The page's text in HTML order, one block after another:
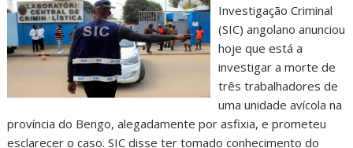
Investigação Criminal
(SIC) angolano anunciou
hoje que está a
investigar a morte de
três trabalhadores de
uma unidade avícola na
província do Bengo, alegadamente por asfixia, e prometeu
esclarecer o caso. SIC disse ter tomado conhecimento do